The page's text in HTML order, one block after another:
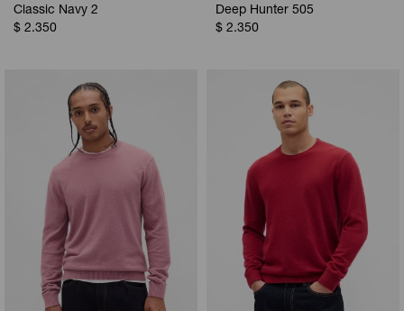
Classic Navy 2
$ 2.350
Deep Hunter 505
$ 2.350